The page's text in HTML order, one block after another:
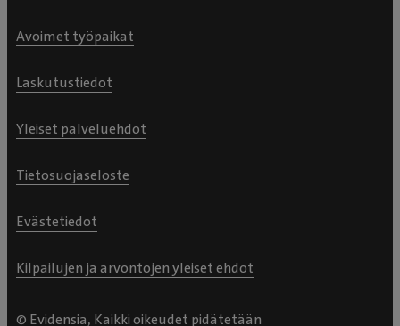
Avoimet työpaikat
Laskutustiedot
Yleiset palveluehdot
Tietosuojaseloste
Evästetiedot
Kilpailujen ja arvontojen yleiset ehdot
© Evidensia, Kaikki oikeudet pidätetään